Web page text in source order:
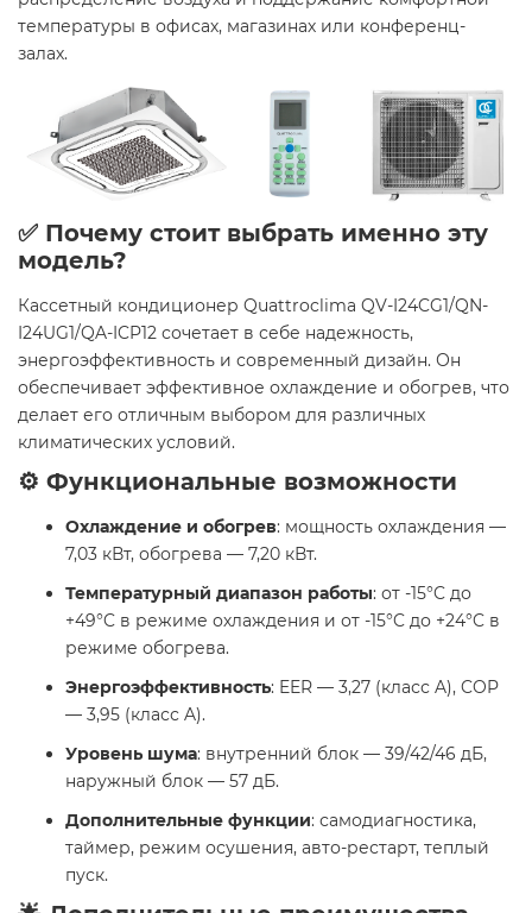
температуры в офисах, магазинах или конференц-
залах.
✅ Почему стоит выбрать именно эту
модель?
Кассетный кондиционер Quattroclima QV-I24CG1/QN-
I24UG1/QA-ICP12 сочетает в себе надежность,
энергоэффективность и современный дизайн. Он
обеспечивает эффективное охлаждение и обогрев, что
делает его отличным выбором для различных
климатических условий.
⚙️ Функциональные возможности
Охлаждение и обогрев: мощность охлаждения —
7,03 кВт, обогрева — 7,20 кВт.
Температурный диапазон работы: от -15°C до
+49°C в режиме охлаждения и от -15°C до +24°C в
режиме обогрева.
Энергоэффективность: EER — 3,27 (класс A), COP
— 3,95 (класс A).
Уровень шума: внутренний блок — 39/42/46 дБ,
наружный блок — 57 дБ.
Дополнительные функции: самодиагностика,
таймер, режим осушения, авто-рестарт, теплый
пуск.